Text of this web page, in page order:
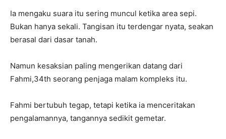
Ia mengaku suara itu sering muncul ketika area sepi.
Bukan hanya sekali. Tangisan itu terdengar nyata, seakan
berasal dari dasar tanah.
Namun kesaksian paling mengerikan datang dari
Fahmi,34th seorang penjaga malam kompleks itu.
Fahmi bertubuh tegap, tetapi ketika ia menceritakan
pengalamannya, tangannya sedikit gemetar.